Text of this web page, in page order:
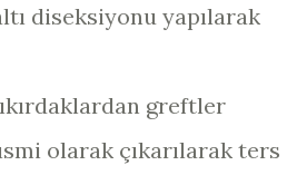
diseksiyonu yapılarak
greftler
olarak çıkarılarak ters